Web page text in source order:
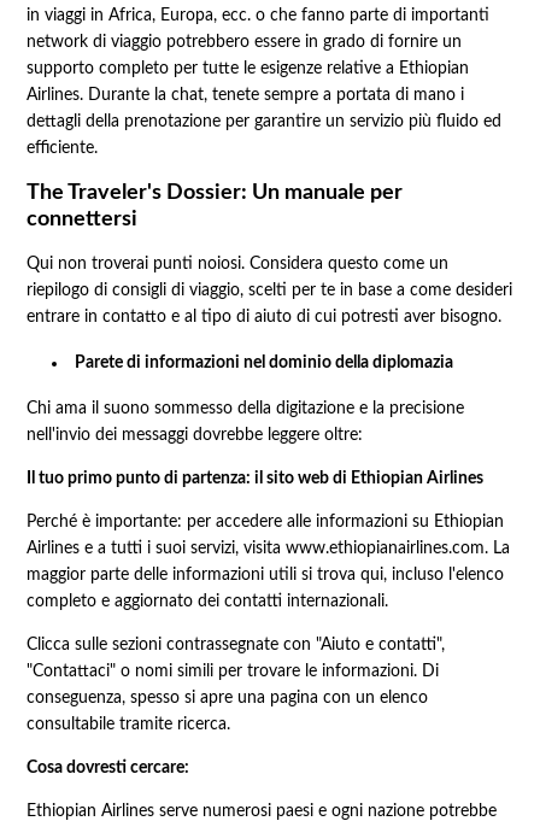
in viaggi in Africa, Europa, ecc. o che fanno parte di importanti
network di viaggio potrebbero essere in grado di fornire un
supporto completo per tutte le esigenze relative a Ethiopian
Airlines. Durante la chat, tenete sempre a portata di mano i
dettagli della prenotazione per garantire un servizio più fluido ed
efficiente.
The Traveler's Dossier: Un manuale per
connettersi
Qui non troverai punti noiosi. Considera questo come un
riepilogo di consigli di viaggio, scelti per te in base a come desideri
entrare in contatto e al tipo di aiuto di cui potresti aver bisogno.
Parete di informazioni nel dominio della diplomazia
Chi ama il suono sommesso della digitazione e la precisione
nell'invio dei messaggi dovrebbe leggere oltre:
Il tuo primo punto di partenza: il sito web di Ethiopian Airlines
Perché è importante: per accedere alle informazioni su Ethiopian
Airlines e a tutti i suoi servizi, visita www.ethiopianairlines.com. La
maggior parte delle informazioni utili si trova qui, incluso l'elenco
completo e aggiornato dei contatti internazionali.
Clicca sulle sezioni contrassegnate con "Aiuto e contatti",
"Contattaci" o nomi simili per trovare le informazioni. Di
conseguenza, spesso si apre una pagina con un elenco
consultabile tramite ricerca.
Cosa dovresti cercare:
Ethiopian Airlines serve numerosi paesi e ogni nazione potrebbe